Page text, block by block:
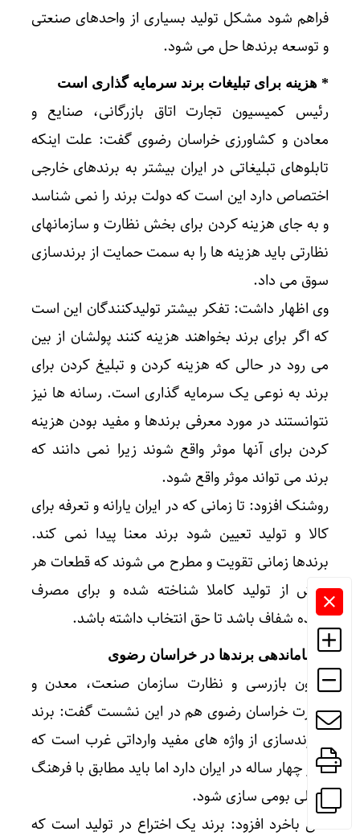
فراهم شود مشکل تولید بسیاری از واحدهای صنعتی
و توسعه برندها حل می شود.
* هزینه برای تبلیغات برند سرمایه گذاری است
رئیس کمیسیون تجارت اتاق بازرگانی، صنایع و
معادن و کشاورزی خراسان رضوی گفت: علت اینکه
تابلوهای تبلیغاتی در ایران بیشتر به برندهای خارجی
اختصاص دارد این است که دولت برند را نمی شناسد
و به جای هزینه کردن برای بخش نظارت و سازمانهای
نظارتی باید هزینه ها را به سمت حمایت از برندسازی
سوق می داد.
وی اظهار داشت: تفکر بیشتر تولیدکنندگان این است
که اگر برای برند بخواهند هزینه کنند پولشان از بین
می رود در حالی که هزینه کردن و تبلیغ کردن برای
برند به نوعی یک سرمایه گذاری است. رسانه ها نیز
نتوانستند در مورد معرفی برندها و مفید بودن هزینه
کردن برای آنها موثر واقع شوند زیرا نمی دانند که
برند می تواند موثر واقع شود.
روشنک افزود: تا زمانی که در ایران یارانه و تعرفه برای
کالا و تولید تعیین شود برند معنا پیدا نمی کند.
برندها زمانی تقویت و مطرح می شوند که قطعات هر
بخش از تولید کاملا شناخته شده و برای مصرف
کننده شفاف باشد تا حق انتخاب داشته باشد.
* ساماندهی برندها در خراسان رضوی
معاون بازرسی و نظارت سازمان صنعت، معدن و
تجارت خراسان رضوی هم در این نشست گفت: برند
و برندسازی از واژه های مفید وارداتی غرب است که
عمر چهار ساله در ایران دارد اما باید مطابق با فرهنگ
داخلی بومی سازی شود.
علی باخرد افزود: برند یک اختراع در تولید است که